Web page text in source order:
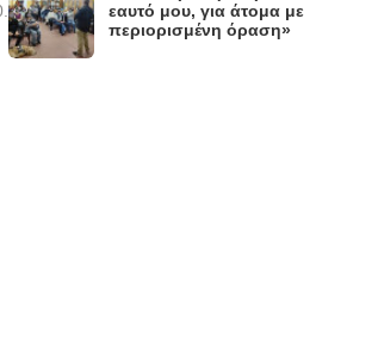
εαυτό μου, για άτομα με
περιορισμένη όραση»